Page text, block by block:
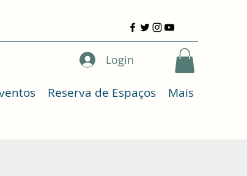
Login
Reserva de Espaços Mais